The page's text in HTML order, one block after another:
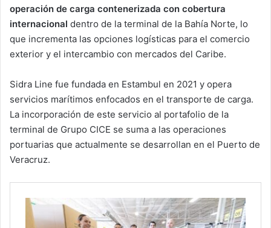
operación de carga contenerizada con cobertura
internacional dentro de la terminal de la Bahía Norte, lo
que incrementa las opciones logísticas para el comercio
exterior y el intercambio con mercados del Caribe.
Sidra Line fue fundada en Estambul en 2021 y opera
servicios marítimos enfocados en el transporte de carga.
La incorporación de este servicio al portafolio de la
terminal de Grupo CICE se suma a las operaciones
portuarias que actualmente se desarrollan en el Puerto de
Veracruz.